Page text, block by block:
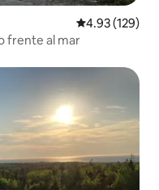
Calificación
4.93 (129)
frente al mar